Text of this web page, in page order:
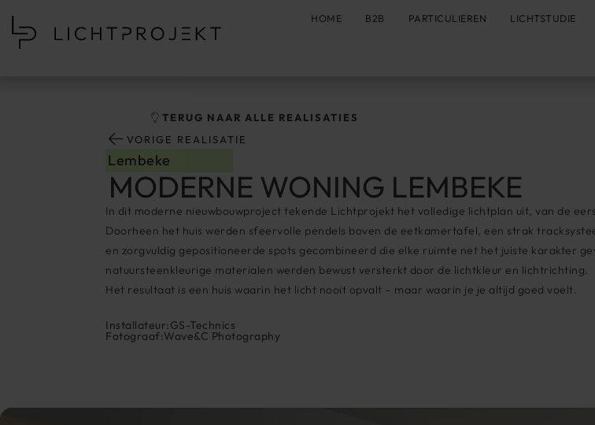
HOME B2B PARTICULIEREN LICHTSTUDIE
TERUG NAAR ALLE REALISATIES
VORIGE REALISATIE
Lembeke
MODERNE WONING LEMBEKE
In dit moderne nieuwbouwproject tekende Lichtprojekt het volledige lichtplan uit, van de
Doorheen het huis werden sfeervolle pendels boven de eetkamertafel, een strak
en zorgvuldig gepositioneerde spots gecombineerd die elke ruimte net het juiste karakter
natuursteenkleurige materialen werden bewust versterkt door de lichtkleur en lichtrichting.
Het resultaat is een huis waarin het licht nooit opvalt – maar waarin je je altijd goed voelt.
Installateur:GS-Technics
Fotograaf:Wave&C Photography